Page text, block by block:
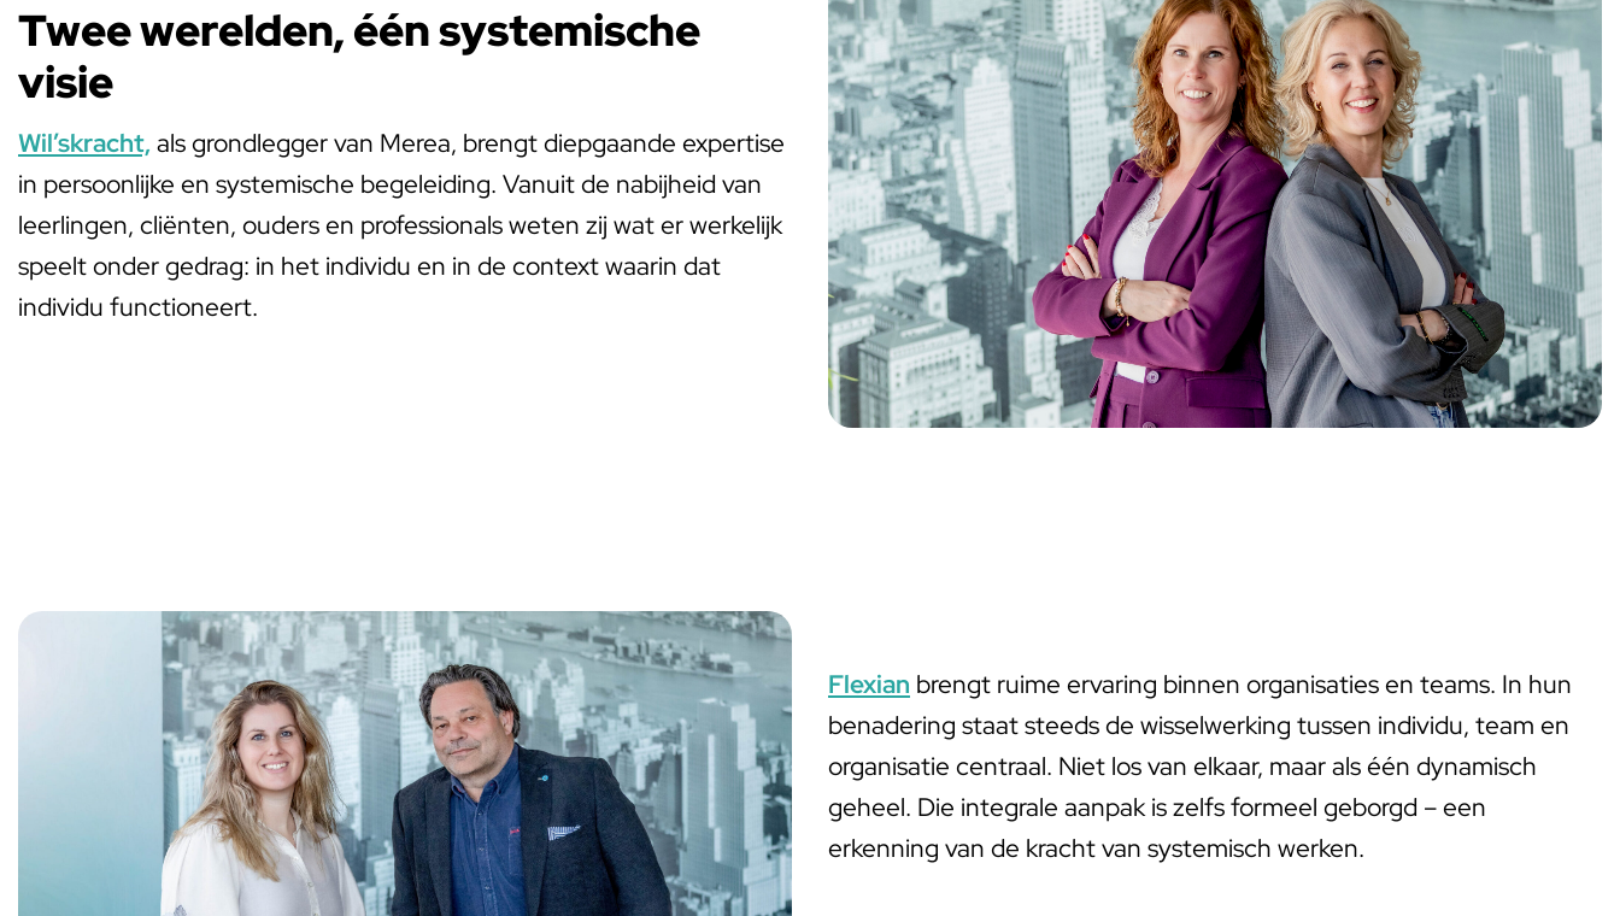
Twee werelden, één systemische
visie
Wil’skracht, als grondlegger van Merea, brengt diepgaande expertise
in persoonlijke en systemische begeleiding. Vanuit de nabijheid van
leerlingen, cliënten, ouders en professionals weten zij wat er werkelijk
speelt onder gedrag: in het individu en in de context waarin dat
individu functioneert.
Flexian brengt ruime ervaring binnen organisaties en teams. In hun
benadering staat steeds de wisselwerking tussen individu, team en
organisatie centraal. Niet los van elkaar, maar als één dynamisch
geheel. Die integrale aanpak is zelfs formeel geborgd – een
erkenning van de kracht van systemisch werken.